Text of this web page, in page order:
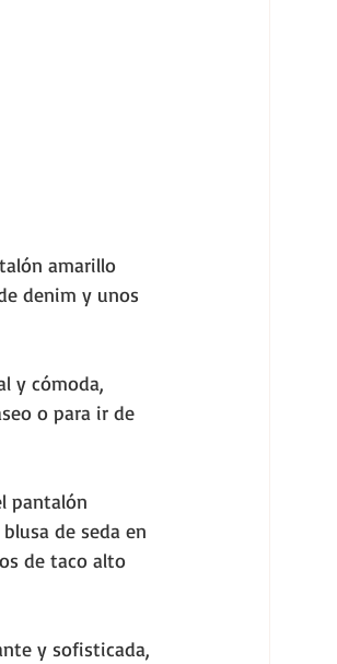
amarillo
denim y unos
y cómoda,
o para ir de
pantalón
de seda en
de taco alto
y sofisticada,